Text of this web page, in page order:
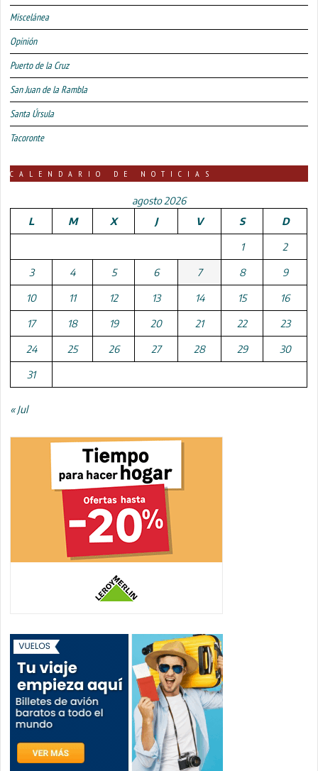
Miscelánea
Opinión
Puerto de la Cruz
San Juan de la Rambla
Santa Úrsula
Tacoronte
CALENDARIO DE NOTICIAS
agosto 2026
L
M X J V S D
1 2
3 4 5 6 7 8 9
10 11 12 13 14 15 16
17 18 19 20 21 22 23
24 25 26 27 28 29 30
31
« Jul